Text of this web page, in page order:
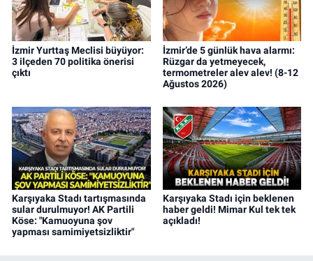
İzmir Yurttaş Meclisi büyüyor:
3 ilçeden 70 politika önerisi
çıktı
İzmir’de 5 günlük hava alarmı:
Rüzgar da yetmeyecek,
termometreler alev alev! (8-12
Ağustos 2026)
Karşıyaka Stadı tartışmasında
sular durulmuyor! AK Partili
Köse: "Kamuoyuna şov
yapması samimiyetsizliktir"
Karşıyaka Stadı için beklenen
haber geldi! Mimar Kul tek tek
açıkladı!